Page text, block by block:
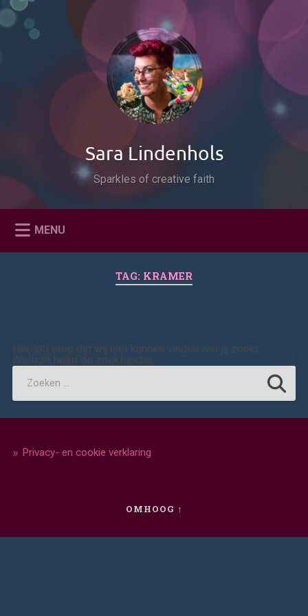
Naar
inhoud
Zoeken
Sara Lindenhols
Sparkles of creative faith
MENU
TAG: KRAMER
Het lijkt erop dat wij niet kunnen vinden wat jij zoekt.
Wellicht helpt de zoekfunctie.
Privacy- en cookie verklaring
OMHOOG ↑